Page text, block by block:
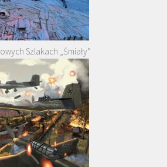
Szlakach „Śmiały”